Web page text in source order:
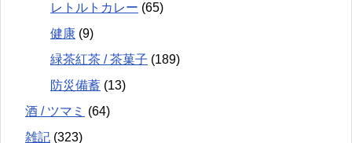
レトルトカレー (65)
健康 (9)
緑茶紅茶 / 茶菓子 (189)
防災備蓄 (13)
酒 / ツマミ (64)
雑記 (323)